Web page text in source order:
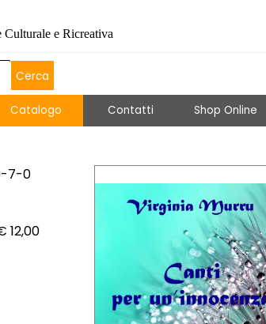
e Ricreativa
Cerca
Salta menù
▼
Catalogo ▼
Contatti Shop Online
7-0
12,00